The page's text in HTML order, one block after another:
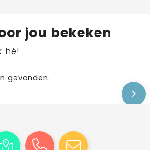
jou bekeken
hé!
gevonden.